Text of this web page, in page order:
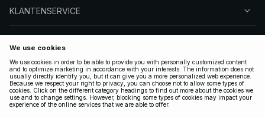
KLANTENSERVICE
VOLG ONS
LEGAAL